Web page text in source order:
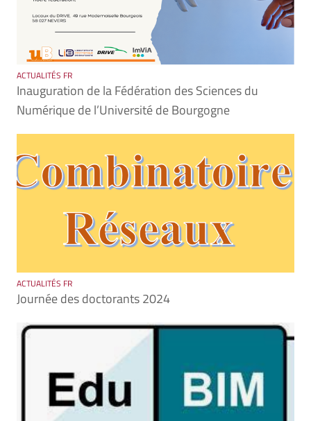
ACTUALITÉS FR
Inauguration de la Fédération des Sciences du
Numérique de l’Université de Bourgogne
ACTUALITÉS FR
Journée des doctorants 2024